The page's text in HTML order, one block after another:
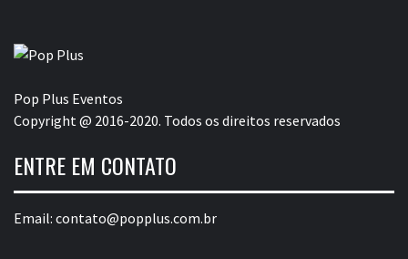
Pop Plus Eventos
Copyright @ 2016-2020. Todos os direitos reservados
ENTRE EM CONTATO
Email: contato@popplus.com.br